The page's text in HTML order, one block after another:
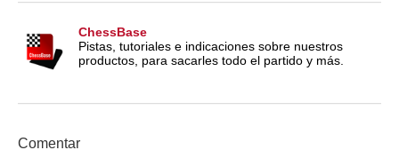
ChessBase
Pistas, tutoriales e indicaciones sobre nuestros
productos, para sacarles todo el partido y más.
Comentar